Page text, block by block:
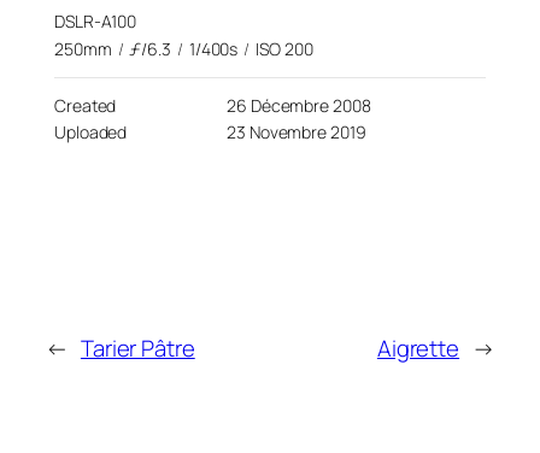
DSLR-A100
250mm / ƒ/6.3 / 1/400s / ISO 200
Created
26 Décembre 2008
Uploaded
23 Novembre 2019
← Tarier Pâtre Aigrette →